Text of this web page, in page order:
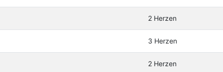
2 Herzen
3 Herzen
2 Herzen